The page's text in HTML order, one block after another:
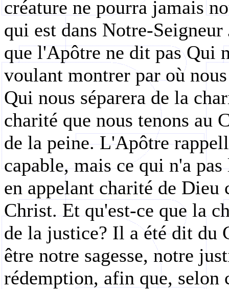
créature ne pourra jamais
qui est dans Notre-
que l'Apôtre ne dit pas Qui
voulant montrer par où
Qui nous séparera de la
charité que nous tenons au
de la peine. L'Apôtre
capable, mais ce qui n'a
en appelant charité de
Christ. Et qu'est-ce que la
de la justice? Il a été dit du
être notre sagesse, notre
rédemption, afin que,